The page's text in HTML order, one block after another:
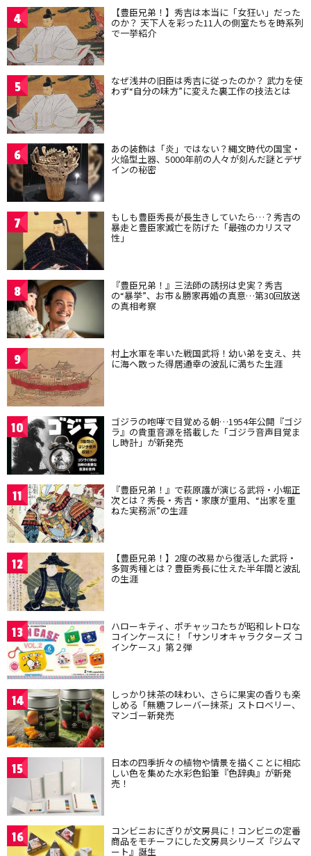
4 【豊臣兄弟！】秀吉は本当に「女狂い」だった
のか？ 天下人を彩った11人の側室たちを時系列
で一挙紹介
5 なぜ浅井の旧臣は秀吉に従ったのか？ 武力を使
わず“自分の味方”に変えた裏工作の技法とは
6 あの装飾は「炎」ではない？縄文時代の国宝・
火焔型土器、5000年前の人々が刻んだ謎とデザ
インの秘密
7 もしも豊臣秀長が長生きしていたら…？秀吉の
暴走と豊臣家滅亡を防げた「最強のカリスマ
性」
8 『豊臣兄弟！』三法師の誘拐は史実？秀吉
の“暴挙”、お市＆勝家再婚の真意…第30回放送
の真相考察
9 村上水軍を率いた戦国武将！幼い弟を支え、共
に海へ散った得居通幸の波乱に満ちた生涯
10 ゴジラの咆哮で目覚める朝…1954年公開『ゴジ
ラ』の貴重音源を搭載した「ゴジラ音声目覚ま
し時計」が新発売
11 『豊臣兄弟！』で萩原護が演じる武将・小堀正
次とは？秀長・秀吉・家康が重用、“出家を重
ねた実務派”の生涯
12 【豊臣兄弟！】2度の改易から復活した武将・
多賀秀種とは？豊臣秀長に仕えた半年間と波乱
の生涯
13 ハローキティ、ポチャッコたちが昭和レトロな
コインケースに！「サンリオキャラクターズ コ
インケース」第２弾
14 しっかり抹茶の味わい、さらに果実の香りも楽
しめる「無糖フレーバー抹茶」ストロベリー、
マンゴー新発売
15 日本の四季折々の植物や情景を描くことに相応
しい色を集めた水彩色鉛筆『色辞典』が新発
売！
16 コンビニおにぎりが文房具に！コンビニの定番
商品をモチーフにした文房具シリーズ『ジムマ
ート』誕生